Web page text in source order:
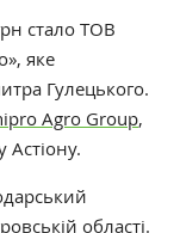
стало ТОВ
яке
Гулецького.
Agro Group,
області.